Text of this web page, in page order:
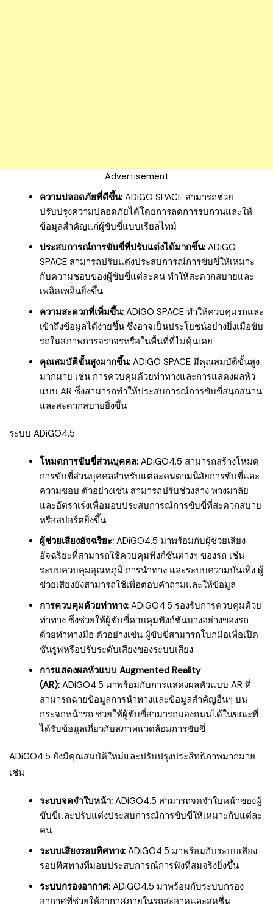
Advertisement
ความปลอดภัยที่ดีขึ้น: ADiGO SPACE สามารถช่วย
ปรับปรุงความปลอดภัยได้โดยการลดการรบกวนและให้
ข้อมูลสำคัญแก่ผู้ขับขี่แบบเรียลไทม์
ประสบการณ์การขับขี่ที่ปรับแต่งได้มากขึ้น: ADiGO
SPACE สามารถปรับแต่งประสบการณ์การขับขี่ให้เหมาะ
กับความชอบของผู้ขับขี่แต่ละคน ทำให้สะดวกสบายและ
เพลิดเพลินยิ่งขึ้น
ความสะดวกที่เพิ่มขึ้น: ADiGO SPACE ทำให้ควบคุมรถและ
เข้าถึงข้อมูลได้ง่ายขึ้น ซึ่งอาจเป็นประโยชน์อย่างยิ่งเมื่อขับ
รถในสภาพการจราจรหรือในพื้นที่ที่ไม่คุ้นเคย
คุณสมบัติขั้นสูงมากขึ้น: ADiGO SPACE มีคุณสมบัติขั้นสูง
มากมาย เช่น การควบคุมด้วยท่าทางและการแสดงผลหัว
แบบ AR ซึ่งสามารถทำให้ประสบการณ์การขับขี่สนุกสนาน
และสะดวกสบายยิ่งขึ้น
ระบบ ADiGO4.5
โหมดการขับขี่ส่วนบุคคล: ADiGO4.5 สามารถสร้างโหมด
การขับขี่ส่วนบุคคลสำหรับแต่ละคนตามนิสัยการขับขี่และ
ความชอบ ตัวอย่างเช่น สามารถปรับช่วงล่าง พวงมาลัย
และอัตราเร่งเพื่อมอบประสบการณ์การขับขี่ที่สะดวกสบาย
หรือสปอร์ตยิ่งขึ้น
ผู้ช่วยเสียงอัจฉริยะ: ADiGO4.5 มาพร้อมกับผู้ช่วยเสียง
อัจฉริยะที่สามารถใช้ควบคุมฟังก์ชันต่างๆ ของรถ เช่น
ระบบควบคุมอุณหภูมิ การนำทาง และระบบความบันเทิง ผู้
ช่วยเสียงยังสามารถใช้เพื่อตอบคำถามและให้ข้อมูล
การควบคุมด้วยท่าทาง: ADiGO4.5 รองรับการควบคุมด้วย
ท่าทาง ซึ่งช่วยให้ผู้ขับขี่ควบคุมฟังก์ชันบางอย่างของรถ
ด้วยท่าทางมือ ตัวอย่างเช่น ผู้ขับขี่สามารถโบกมือเพื่อเปิด
ซันรูฟหรือปรับระดับเสียงของระบบเสียง
การแสดงผลหัวแบบ Augmented Reality
(AR): ADiGO4.5 มาพร้อมกับการแสดงผลหัวแบบ AR ที่
สามารถฉายข้อมูลการนำทางและข้อมูลสำคัญอื่นๆ บน
กระจกหน้ารถ ช่วยให้ผู้ขับขี่สามารถมองถนนได้ในขณะที่
ได้รับข้อมูลเกี่ยวกับสภาพแวดล้อมการขับขี่
ADiGO4.5 ยังมีคุณสมบัติใหม่และปรับปรุงประสิทธิภาพมากมาย
เช่น
ระบบจดจำใบหน้า: ADiGO4.5 สามารถจดจำใบหน้าของผู้
ขับขี่และปรับแต่งประสบการณ์การขับขี่ให้เหมาะกับแต่ละ
คน
ระบบเสียงรอบทิศทาง: ADiGO4.5 มาพร้อมกับระบบเสียง
รอบทิศทางที่มอบประสบการณ์การฟังที่สมจริงยิ่งขึ้น
ระบบกรองอากาศ: ADiGO4.5 มาพร้อมกับระบบกรอง
อากาศที่ช่วยให้อากาศภายในรถสะอาดและสดชื่น